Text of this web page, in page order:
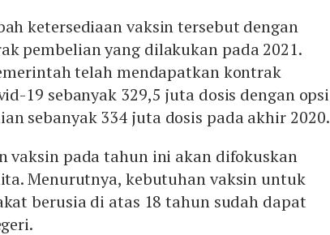
ketersediaan vaksin tersebut dengan
pembelian yang dilakukan pada 2021.
telah mendapatkan kontrak
19 sebanyak 329,5 juta dosis dengan opsi
sebanyak 334 juta dosis pada akhir 2020.
vaksin pada tahun ini akan difokuskan
Menurutnya, kebutuhan vaksin untuk
berusia di atas 18 tahun sudah dapat